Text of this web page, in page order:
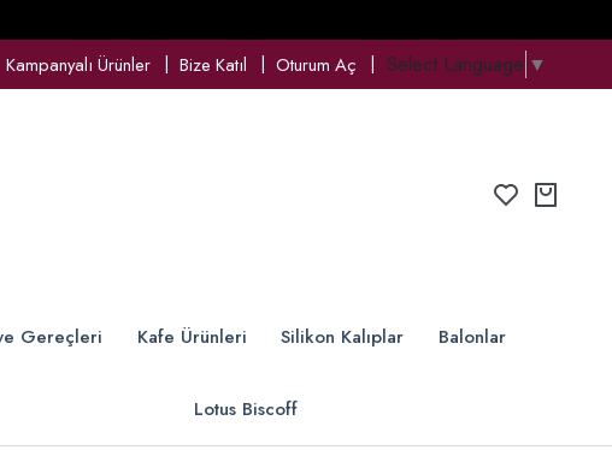
Kampanyalı Ürünler Bize Katıl Oturum Aç Select Language ▼
Gereçleri Kafe Ürünleri Silikon Kalıplar Balonlar
Lotus Biscoff